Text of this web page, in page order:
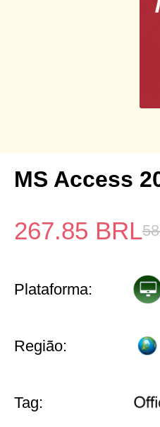
MS Access
267.85 BRL
Plataforma:
Região:
Tag: